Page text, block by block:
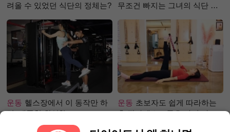
려올 수 있었던 식단의 정체는?
무조건 빠지는 그녀의 식단 정
운동 헬스장에서 이 동작만 하
면, 애플힙 완성?!
운동 초보자도 쉽게 따라하는
홈 필라테스 – 곧은 다리 라인